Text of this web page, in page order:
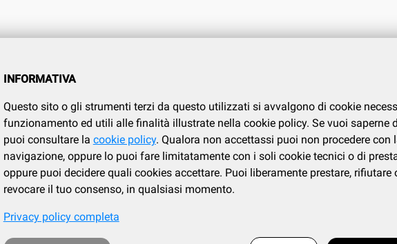
SERVIZIO CLIENTI
Contatti
Privacy
Cookies policy
Frazione Fila, 106/c, Loc. Trivero, 13835 Valdilana (BI) | tel. 015.737.634
p. iva / cod.fiscale : IT 02339730026 - iscrizione al registro Imprese di Biella e Vercelli:
INFORMATIVA
Questo sito o gli strumenti terzi da questo utilizzati si avvalgono di cookie
funzionamento ed utili alle finalità illustrate nella cookie policy. Se vuoi saperne
puoi consultare la cookie policy. Qualora non accettassi puoi non procedere con
navigazione, oppure lo puoi fare limitatamente con i soli cookie tecnici o di
oppure puoi decidere quali cookies accettare. Puoi liberamente prestare, rifiutare
revocare il tuo consenso, in qualsiasi momento.
Privacy policy completa